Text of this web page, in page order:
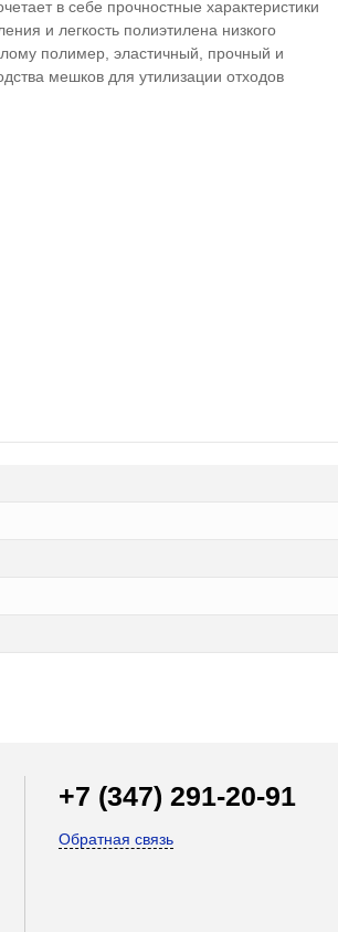
в себе прочностные характеристики
и легкость полиэтилена низкого
полимер, эластичный, прочный и
мешков для утилизации отходов
+7 (347) 291-20-91
Обратная связь